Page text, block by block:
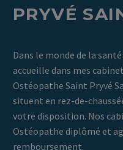
PRYVÉ
Dans le monde de la
accueille dans mes
Ostéopathe Saint Pryvé
situent en rez-de-
votre disposition. Nos
Ostéopathe diplômé et
remboursement.